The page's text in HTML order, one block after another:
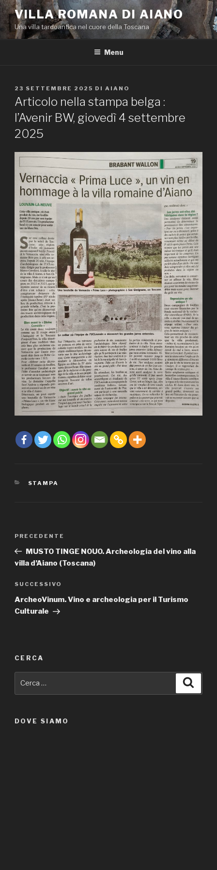
Salta
contenuto
VILLA ROMANA DI AIANO
Una villa tardoantica nel cuore della Toscana
Menu
PUBBLICATO
IL
23 SETTEMBRE 2025 DI AIANO
Articolo nella stampa belga :
l’Avenir BW, giovedì 4 settembre
2025
CATEGORIE
STAMPA
Articolo
precedente:
PRECEDENTE
MUSTO TINGE NOUO. Archeologia del vino alla
villa d’Aiano (Toscana)
Articolo
successivo
SUCCESSIVO
ArcheoVinum. Vino e archeologia per il Turismo
Culturale
CERCA
DOVE SIAMO